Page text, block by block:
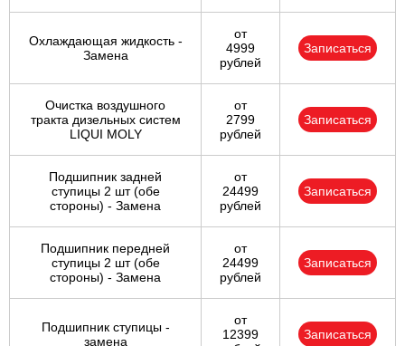
Охлаждающая жидкость -
Замена
от
4999
рублей
Записаться
Очистка воздушного
тракта дизельных систем
LIQUI MOLY
от
2799
рублей
Записаться
Подшипник задней
ступицы 2 шт (обе
стороны) - Замена
от
24499
рублей
Записаться
Подшипник передней
ступицы 2 шт (обе
стороны) - Замена
от
24499
рублей
Записаться
Подшипник ступицы -
замена
от
12399
Записаться